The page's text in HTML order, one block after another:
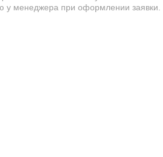
у менеджера при оформлении заявки.